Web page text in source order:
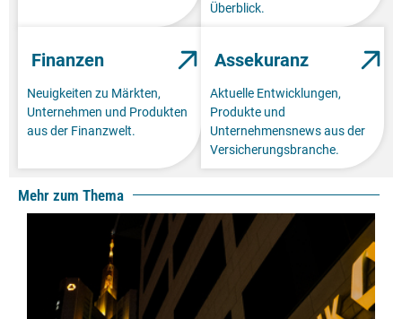
Überblick.
Finanzen
Neuigkeiten zu Märkten,
Unternehmen und Produkten
aus der Finanzwelt.
Assekuranz
Aktuelle Entwicklungen,
Produkte und
Unternehmensnews aus der
Versicherungsbranche.
Mehr zum Thema